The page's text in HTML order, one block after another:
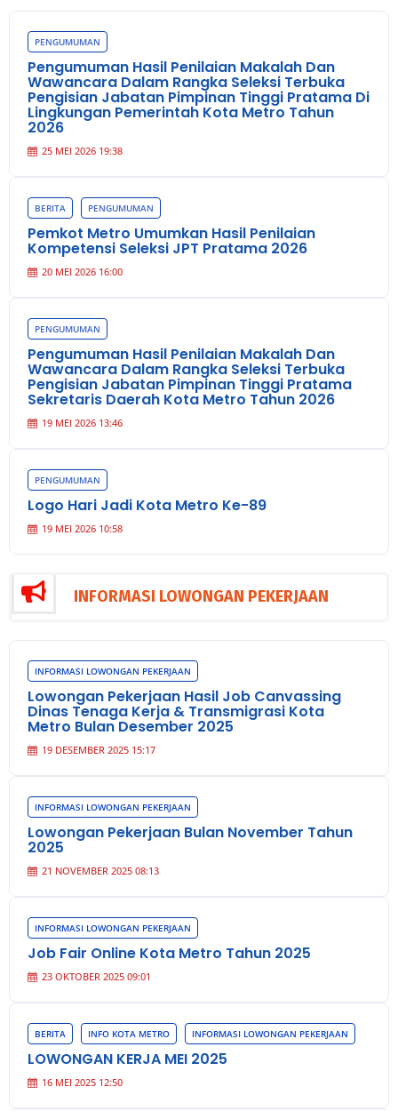
PENGUMUMAN
Pengumuman Hasil Penilaian Makalah Dan
Wawancara Dalam Rangka Seleksi Terbuka
Pengisian Jabatan Pimpinan Tinggi Pratama Di
Lingkungan Pemerintah Kota Metro Tahun
2026
25 MEI 2026 19:38
BERITA PENGUMUMAN
Pemkot Metro Umumkan Hasil Penilaian
Kompetensi Seleksi JPT Pratama 2026
20 MEI 2026 16:00
PENGUMUMAN
Pengumuman Hasil Penilaian Makalah Dan
Wawancara Dalam Rangka Seleksi Terbuka
Pengisian Jabatan Pimpinan Tinggi Pratama
Sekretaris Daerah Kota Metro Tahun 2026
19 MEI 2026 13:46
PENGUMUMAN
Logo Hari Jadi Kota Metro Ke-89
19 MEI 2026 10:58
INFORMASI LOWONGAN PEKERJAAN
INFORMASI LOWONGAN PEKERJAAN
Lowongan Pekerjaan Hasil Job Canvassing
Dinas Tenaga Kerja & Transmigrasi Kota
Metro Bulan Desember 2025
19 DESEMBER 2025 15:17
INFORMASI LOWONGAN PEKERJAAN
Lowongan Pekerjaan Bulan November Tahun
2025
21 NOVEMBER 2025 08:13
INFORMASI LOWONGAN PEKERJAAN
Job Fair Online Kota Metro Tahun 2025
23 OKTOBER 2025 09:01
BERITA INFO KOTA METRO INFORMASI LOWONGAN PEKERJAAN
LOWONGAN KERJA MEI 2025
16 MEI 2025 12:50